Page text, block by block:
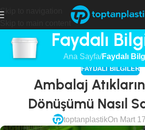
Skip to navigation
Faydalı
Ana Sayfa/Faydalı
FAYDALI BILGILER
Ambalaj
Dönüşümü Nasıl
toptanplastikOn Mart